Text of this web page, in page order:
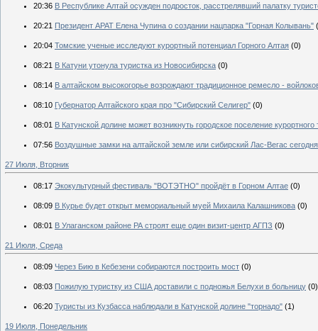
20:36 В Республике Алтай осужден подросток, расстрелявший палатку
20:21 Президент АРАТ Елена Чупина о создании нацпарка "Горная Колывань"
20:04 Томские ученые исследуют курортный потенциал Горного Алтая (0)
08:21 В Катуни утонула туристка из Новосибирска (0)
08:14 В алтайском высокогорье возрождают традиционное ремесло -
08:10 Губернатор Алтайского края про "Сибирский Селигер" (0)
08:01 В Катунской долине может возникнуть городское поселение курортного
07:56 Воздушные замки на алтайской земле или сибирский Лас-Вегас сегодня
27 Июля, Вторник
08:17 Экокультурный фестиваль "ВОТЭТНО" пройдёт в Горном Алтае (0)
08:09 В Курье будет открыт мемориальный муей Михаила Калашникова (0)
08:01 В Улаганском районе РА строят еще один визит-центр АГПЗ (0)
21 Июля, Среда
08:09 Через Бию в Кебезени собираются построить мост (0)
08:03 Пожилую туристку из США доставили с подножья Белухи в больницу (0)
06:20 Туристы из Кузбасса наблюдали в Катунской долине "торнадо" (1)
19 Июля, Понедельник